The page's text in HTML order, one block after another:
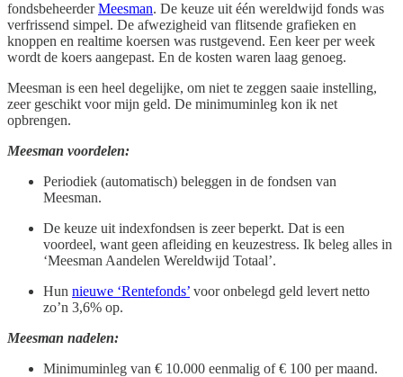
fondsbeheerderMeesman. De keuze uit één wereldwijd fonds was
verfrissend simpel. De afwezigheid van flitsende grafieken en
knoppen en realtime koersen was rustgevend. Een keer per week
wordt de koers aangepast. En de kosten waren laag genoeg.
Meesman is een heel degelijke, om niet te zeggen saaie instelling,
zeer geschikt voor mijn geld. De minimuminleg kon ik net
opbrengen.
Meesman voordelen:
Periodiek (automatisch) beleggen in de fondsen van
Meesman.
De keuze uit indexfondsen is zeer beperkt. Dat is een
voordeel, want geen afleiding en keuzestress. Ik beleg alles in
‘Meesman Aandelen Wereldwijd Totaal’.
Hun nieuwe ‘Rentefonds’ voor onbelegd geld levert netto
zo’n 3,6% op.
Meesman nadelen:
Minimuminleg van € 10.000 eenmalig of € 100 per maand.